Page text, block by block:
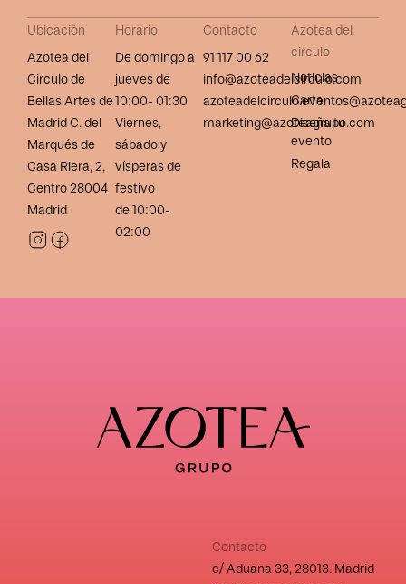
Ubicación
Azotea del
Círculo de
Bellas Artes de
Madrid C. del
Marqués de
Casa Riera, 2,
Centro 28004
Madrid
Horario
De domingo a
jueves de
10:00- 01:30
Viernes,
sábado y
vísperas de
festivo
de 10:00-
02:00
Contacto
91 117 00 62
info@azoteadelcirculo.com
marketing@azoteagrupo.com
Azotea del
circulo
Noticias
Carta
Diseña tu
evento
Regala
Contacto
c/ Aduana 33, 28013. Madrid